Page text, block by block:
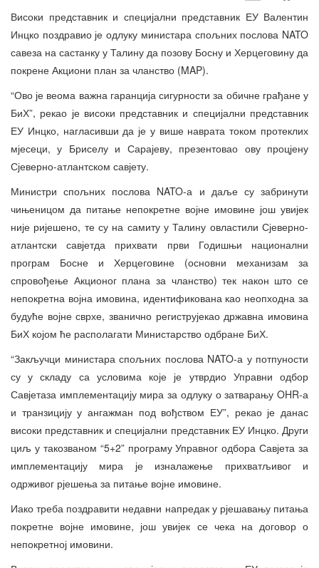
Високи представник и специјални представник ЕУ Валентин
Инцко поздравио је одлуку министара спољних послова NATO
савеза на састанку у Талину да позову Босну и Херцеговину да
покрене Акциони план за чланство (MAP).
“Ово је веома важна гаранција сигурности за обичне грађане у
БиХ”, рекао је високи представник и специјални представник
ЕУ Инцко, нагласивши да је у више наврата током протеклих
мјесеци, у Бриселу и Сарајеву, презентовао ову процјену
Сјеверно-атлантском савјету.
Министри спољних послова NATO-а и даље су забринути
чињеницом да питање непокретне војне имовине још увијек
није ријешено, те су на самиту у Талину овластили Сјеверно-
атлантски савјетда прихвати први Годишњи национални
програм Босне и Херцеговине (основни механизам за
спровођење Акционог плана за чланство) тек након што се
непокретна војна имовина, идентификована као неопходна за
будуће војне сврхе, званично региструјекао државна имовина
БиХ којом ће располагати Министарство одбране БиХ.
“Закључци министара спољних послова NATO-а у потпуности
су у складу са условима које је утврдио Управни одбор
Савјетаза имплементацију мира за одлуку о затварању OHR-а
и транзицију у ангажман под вођством ЕУ”, рекао је данас
високи представник и специјални представник ЕУ Инцко. Други
циљ у такозваном “5+2” програму Управног одбора Савјета за
имплементацију мира је изналажење прихватљивог и
одрживог рјешења за питање војне имовине.
Иако треба поздравити недавни напредак у рјешавању питања
покретне војне имовине, још увијек се чека на договор о
непокретној имовини.